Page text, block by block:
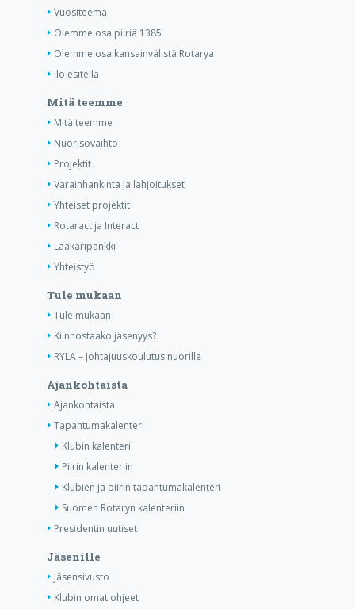
Vuositeema
Olemme osa piiriä 1385
Olemme osa kansainvälistä Rotarya
Ilo esitellä
Mitä teemme
Mitä teemme
Nuorisovaihto
Projektit
Varainhankinta ja lahjoitukset
Yhteiset projektit
Rotaract ja Interact
Lääkäripankki
Yhteistyö
Tule mukaan
Tule mukaan
Kiinnostaako jäsenyys?
RYLA – Johtajuuskoulutus nuorille
Ajankohtaista
Ajankohtaista
Tapahtumakalenteri
Klubin kalenteri
Piirin kalenteriin
Klubien ja piirin tapahtumakalenteri
Suomen Rotaryn kalenteriin
Presidentin uutiset
Jäsenille
Jäsensivusto
Klubin omat ohjeet